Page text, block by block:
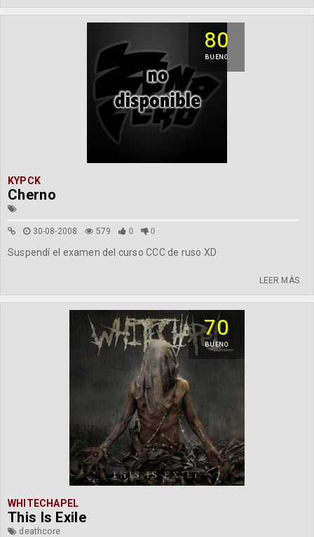
80
BUENO
KYPCK
Cherno
30-08-2008 579 0 0
Suspendí el examen del curso CCC de ruso XD
LEER MÁS
70
BUENO
WHITECHAPEL
This Is Exile
deathcore